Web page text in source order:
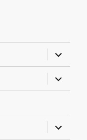
almenü
almenü
almenü